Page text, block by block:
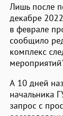
Лишь после
декабре
в феврале
сообщило
комплекс
А 10 дней
начальника
запрос с